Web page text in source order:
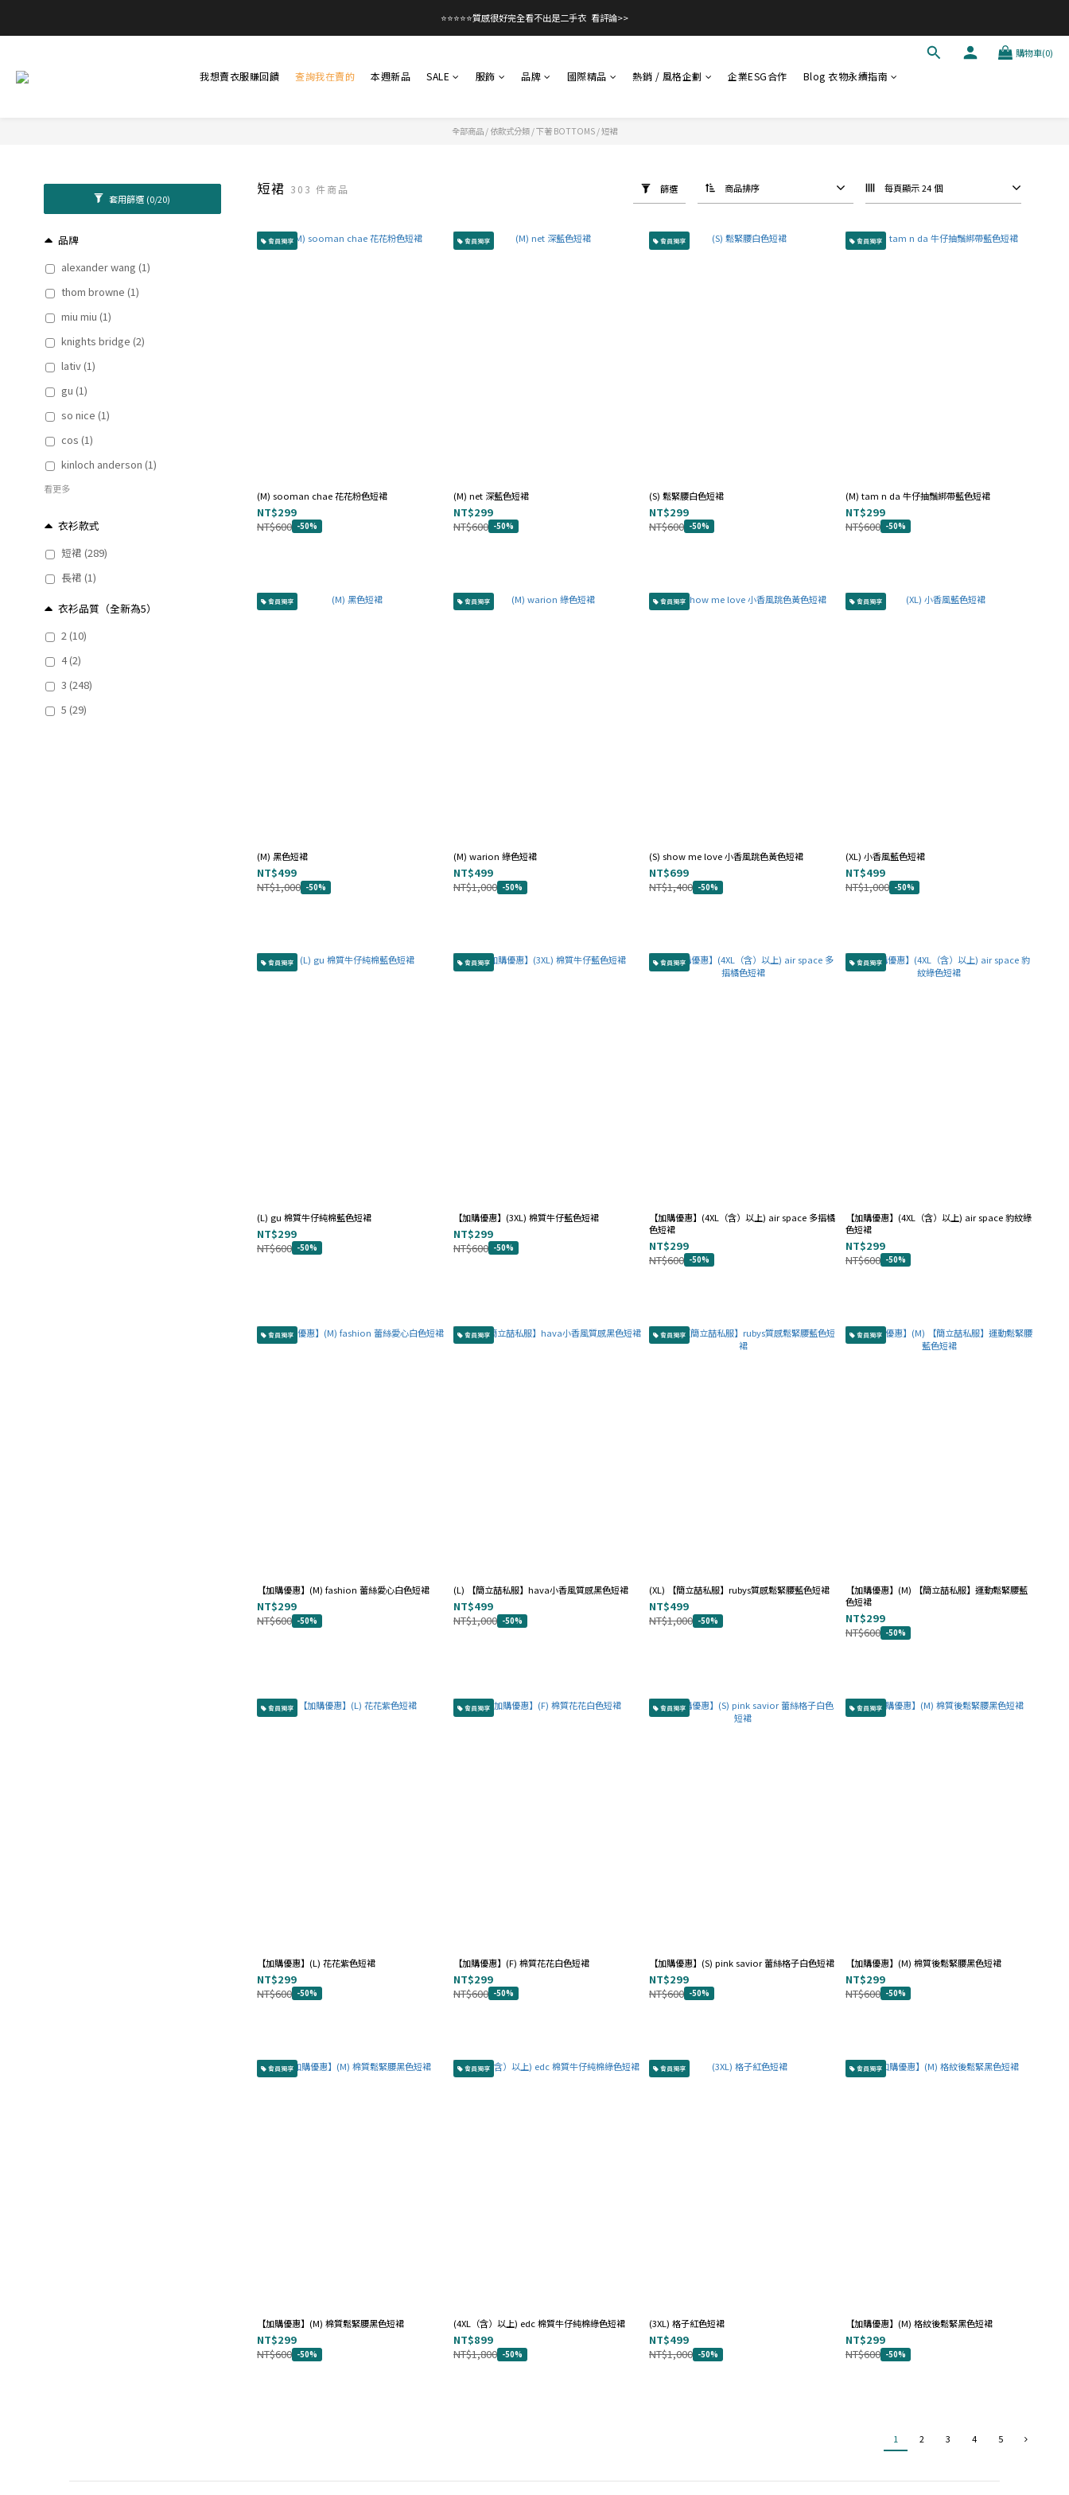
⭐⭐⭐⭐⭐質感很好完全看不出是二手衣  看評論>>
購物車(0)
我想賣衣服賺回饋 查詢我在賣的 本週新品 SALE 服飾 品牌 國際精品 熱銷 / 風格企劃 企業ESG合作 Blog 衣物永續指南
全部商品 / 依款式分類 /下著 BOTTOMS /短裙
套用篩選 (0/20)
品牌
alexander wang (1)
thom browne (1)
miu miu (1)
knights bridge (2)
lativ (1)
gu (1)
so nice (1)
cos (1)
kinloch anderson (1)
看更多
衣衫款式
短裙 (289)
長裙 (1)
衣衫品質（全新為5）
2 (10)
4 (2)
3 (248)
5 (29)
短裙 303 件商品 篩選 商品排序 每頁顯示 24 個
會員獨享
(M) sooman chae 花花粉色短裙
NT$299
NT$600 -50%
會員獨享
(M) net 深藍色短裙
NT$299
NT$600 -50%
會員獨享
(S) 鬆緊腰白色短裙
NT$299
NT$600 -50%
會員獨享
(M) tam n da 牛仔抽鬚綁帶藍色短裙
NT$299
NT$600 -50%
會員獨享
(M) 黑色短裙
NT$499
NT$1,000 -50%
會員獨享
(M) warion 綠色短裙
NT$499
NT$1,000 -50%
會員獨享
(S) show me love 小香風跳色黃色短裙
NT$699
NT$1,400 -50%
會員獨享
(XL) 小香風藍色短裙
NT$499
NT$1,000 -50%
會員獨享
(L) gu 棉質牛仔純棉藍色短裙
NT$299
NT$600 -50%
會員獨享
【加購優惠】(3XL) 棉質牛仔藍色短裙
NT$299
NT$600 -50%
會員獨享
【加購優惠】(4XL（含）以上) air space 多摺橘
色短裙
NT$299
NT$600 -50%
會員獨享
【加購優惠】(4XL（含）以上) air space 豹紋綠
色短裙
NT$299
NT$600 -50%
會員獨享
【加購優惠】(M) fashion 蕾絲愛心白色短裙
NT$299
NT$600 -50%
會員獨享
(L) 【簡立喆私服】hava小香風質感黑色短裙
NT$499
NT$1,000 -50%
會員獨享
(XL) 【簡立喆私服】rubys質感鬆緊腰藍色短裙
NT$499
NT$1,000 -50%
會員獨享
【加購優惠】(M) 【簡立喆私服】運動鬆緊腰藍
色短裙
NT$299
NT$600 -50%
會員獨享
【加購優惠】(L) 花花紫色短裙
NT$299
NT$600 -50%
會員獨享
【加購優惠】(F) 棉質花花白色短裙
NT$299
NT$600 -50%
會員獨享
【加購優惠】(S) pink savior 蕾絲格子白色短裙
NT$299
NT$600 -50%
會員獨享
【加購優惠】(M) 棉質後鬆緊腰黑色短裙
NT$299
NT$600 -50%
會員獨享
【加購優惠】(M) 棉質鬆緊腰黑色短裙
NT$299
NT$600 -50%
會員獨享
(4XL（含）以上) edc 棉質牛仔純棉綠色短裙
NT$899
NT$1,800 -50%
會員獨享
(3XL) 格子紅色短裙
NT$499
NT$1,000 -50%
會員獨享
【加購優惠】(M) 格紋後鬆緊黑色短裙
NT$299
NT$600 -50%
1 2 3 4 5